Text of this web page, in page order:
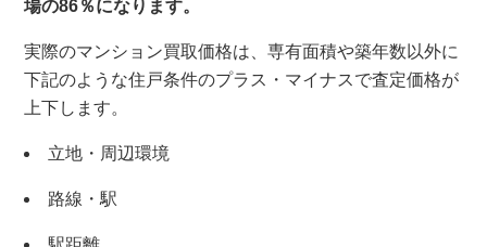
場の86％になります。
実際のマンション買取価格は、専有面積や築年数以外に
下記のような住戸条件のプラス・マイナスで査定価格が
上下します。
立地・周辺環境
路線・駅